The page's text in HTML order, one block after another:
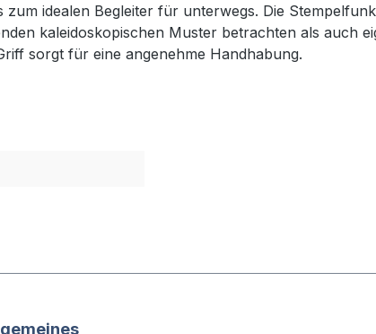
idealen Begleiter für unterwegs. Die
kaleidoskopischen Muster betrachten als auch
sorgt für eine angenehme Handhabung.